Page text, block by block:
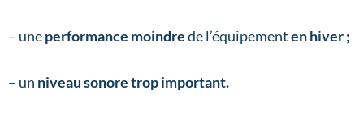
– uneperformance moindrede l’équipementen hiver ;
– un niveau sonore trop important.